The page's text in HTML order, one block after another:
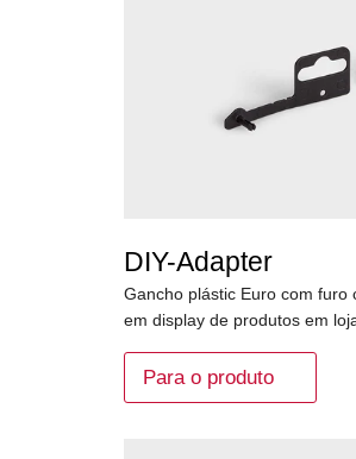
DIY-Adapter
Gancho plástic Euro com furo
em display de produtos em
Para o produto